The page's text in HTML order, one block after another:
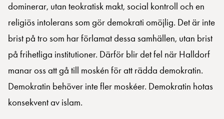
dominerar, utan teokratisk makt, social kontroll och en
religiös intolerans som gör demokrati omöjlig. Det är inte
brist på tro som har förlamat dessa samhällen, utan brist
på frihetliga institutioner. Därför blir det fel när Halldorf
manar oss att gå till moskén för att rädda demokratin.
Demokratin behöver inte fler moskéer. Demokratin hotas
konsekvent av islam.